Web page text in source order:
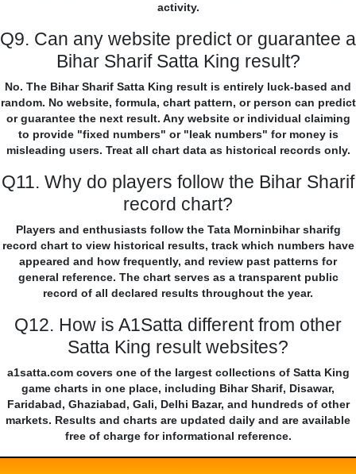
activity.
Q9. Can any website predict or guarantee a
Bihar Sharif Satta King result?
No. The Bihar Sharif Satta King result is entirely luck-based and
random. No website, formula, chart pattern, or person can predict
or guarantee the next result. Any website or individual claiming
to provide "fixed numbers" or "leak numbers" for money is
misleading users. Treat all chart data as historical records only.
Q11. Why do players follow the Bihar Sharif
record chart?
Players and enthusiasts follow the Tata Morninbihar sharifg
record chart to view historical results, track which numbers have
appeared and how frequently, and review past patterns for
general reference. The chart serves as a transparent public
record of all declared results throughout the year.
Q12. How is A1Satta different from other
Satta King result websites?
a1satta.com covers one of the largest collections of Satta King
game charts in one place, including Bihar Sharif, Disawar,
Faridabad, Ghaziabad, Gali, Delhi Bazar, and hundreds of other
markets. Results and charts are updated daily and are available
free of charge for informational reference.